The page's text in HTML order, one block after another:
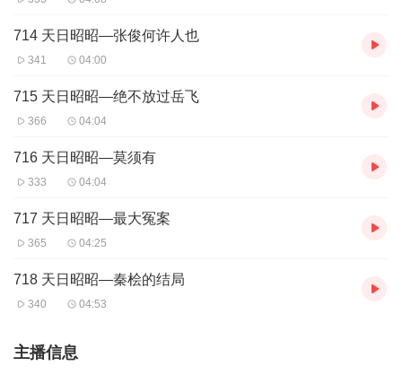
714 天日昭昭—张俊何许人也
341 04:00
715 天日昭昭—绝不放过岳飞
366 04:04
716 天日昭昭—莫须有
333 04:04
717 天日昭昭—最大冤案
365 04:25
718 天日昭昭—秦桧的结局
340 04:53
主播信息